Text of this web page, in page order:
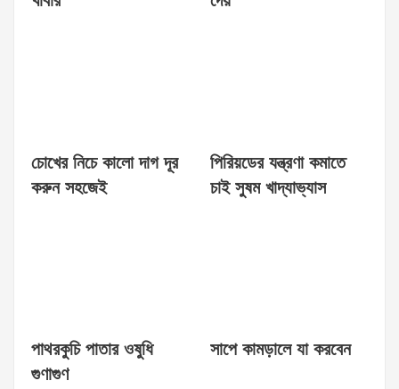
চোখের নিচে কালো দাগ দূর
করুন সহজেই
পিরিয়ডের যন্ত্রণা কমাতে
চাই সুষম খাদ্যাভ্যাস
পাথরকুচি পাতার ওষুধি
গুণাগুণ
সাপে কামড়ালে যা করবেন